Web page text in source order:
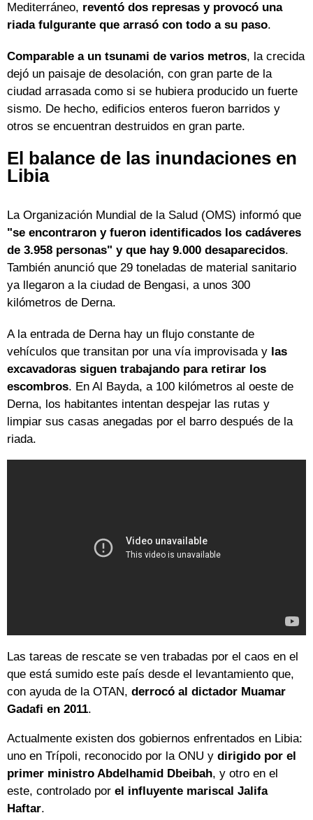
Mediterráneo, reventó dos represas y provocó una
riada fulgurante que arrasó con todo a su paso.
Comparable a un tsunami de varios metros, la crecida
dejó un paisaje de desolación, con gran parte de la
ciudad arrasada como si se hubiera producido un fuerte
sismo. De hecho, edificios enteros fueron barridos y
otros se encuentran destruidos en gran parte.
El balance de las inundaciones en
Libia
La Organización Mundial de la Salud (OMS) informó que
"se encontraron y fueron identificados los cadáveres
de 3.958 personas" y que hay 9.000 desaparecidos.
También anunció que 29 toneladas de material sanitario
ya llegaron a la ciudad de Bengasi, a unos 300
kilómetros de Derna.
A la entrada de Derna hay un flujo constante de
vehículos que transitan por una vía improvisada y las
excavadoras siguen trabajando para retirar los
escombros. En Al Bayda, a 100 kilómetros al oeste de
Derna, los habitantes intentan despejar las rutas y
limpiar sus casas anegadas por el barro después de la
riada.
Las tareas de rescate se ven trabadas por el caos en el
que está sumido este país desde el levantamiento que,
con ayuda de la OTAN, derrocó al dictador Muamar
Gadafi en 2011.
Actualmente existen dos gobiernos enfrentados en Libia:
uno en Trípoli, reconocido por la ONU y dirigido por el
primer ministro Abdelhamid Dbeibah, y otro en el
este, controlado por el influyente mariscal Jalifa
Haftar.